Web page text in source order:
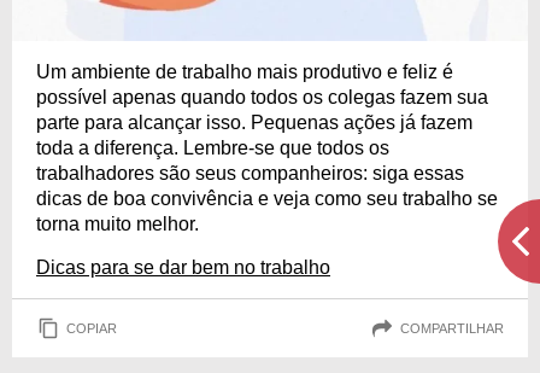
Um ambiente de trabalho mais produtivo e feliz é
possível apenas quando todos os colegas fazem sua
parte para alcançar isso. Pequenas ações já fazem
toda a diferença. Lembre-se que todos os
trabalhadores são seus companheiros: siga essas
dicas de boa convivência e veja como seu trabalho se
torna muito melhor.
Dicas para se dar bem no trabalho
COPIAR COMPARTILHAR